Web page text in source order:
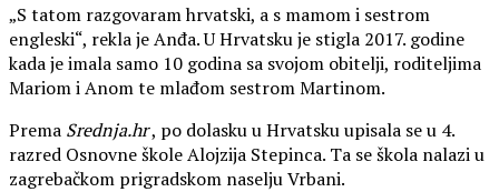
„S tatom razgovaram hrvatski, a s mamom i sestrom
engleski“, rekla je Anđa. U Hrvatsku je stigla 2017. godine
kada je imala samo 10 godina sa svojom obitelji, roditeljima
Mariom i Anom te mlađom sestrom Martinom.
Prema Srednja.hr, po dolasku u Hrvatsku upisala se u 4.
razred Osnovne škole Alojzija Stepinca. Ta se škola nalazi u
zagrebačkom prigradskom naselju Vrbani.